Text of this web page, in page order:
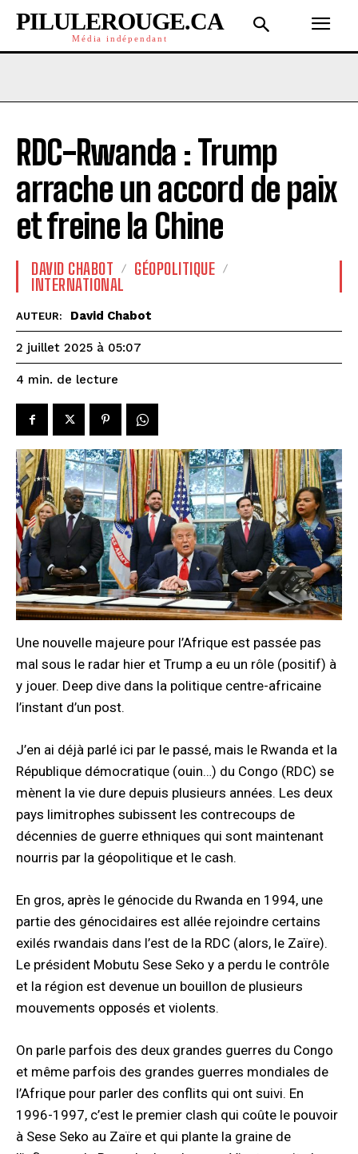
PILULEROUGE.CA
Média indépendant
RDC-Rwanda : Trump
arrache un accord de paix
et freine la Chine
DAVID CHABOT
GÉOPOLITIQUE
INTERNATIONAL
AUTEUR: David Chabot
2 juillet 2025 à 05:07
4 min. de lecture
Une nouvelle majeure pour l’Afrique est passée pas
mal sous le radar hier et Trump a eu un rôle (positif) à
y jouer. Deep dive dans la politique centre-africaine
l’instant d’un post.
J’en ai déjà parlé ici par le passé, mais le Rwanda et la
République démocratique (ouin…) du Congo (RDC) se
mènent la vie dure depuis plusieurs années. Les deux
pays limitrophes subissent les contrecoups de
décennies de guerre ethniques qui sont maintenant
nourris par la géopolitique et le cash.
En gros, après le génocide du Rwanda en 1994, une
partie des génocidaires est allée rejoindre certains
exilés rwandais dans l’est de la RDC (alors, le Zaïre).
Le président Mobutu Sese Seko y a perdu le contrôle
et la région est devenue un bouillon de plusieurs
mouvements opposés et violents.
On parle parfois des deux grandes guerres du Congo
et même parfois des grandes guerres mondiales de
l’Afrique pour parler des conflits qui ont suivi. En
1996-1997, c’est le premier clash qui coûte le pouvoir
à Sese Seko au Zaïre et qui plante la graine de